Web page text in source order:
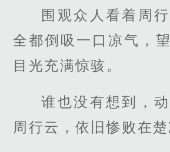
围观众人看着周
全都倒吸一口凉气，
目光充满惊骇。
谁也没有想到，
周行云，依旧惨败在楚